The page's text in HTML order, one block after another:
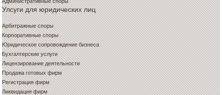
Улсуги для юридических лиц
Арбитражные споры
Корпоративные споры
Юридическое сопровождение бизнеса
Бухгалтерские услуги
Лицензирование деятельности
Продажа готовых фирм
Регистрация фирм
Ликвидация фирм